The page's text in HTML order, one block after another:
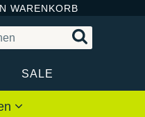
WARENKORB
SALE